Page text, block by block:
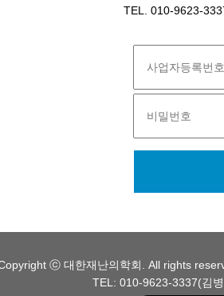
TEL. 010-9623-
ⓒ 대한재난의학회. All rights
TEL: 010-9623-3337(김